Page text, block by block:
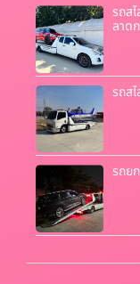
รถส
ลาด
รถส
รถย